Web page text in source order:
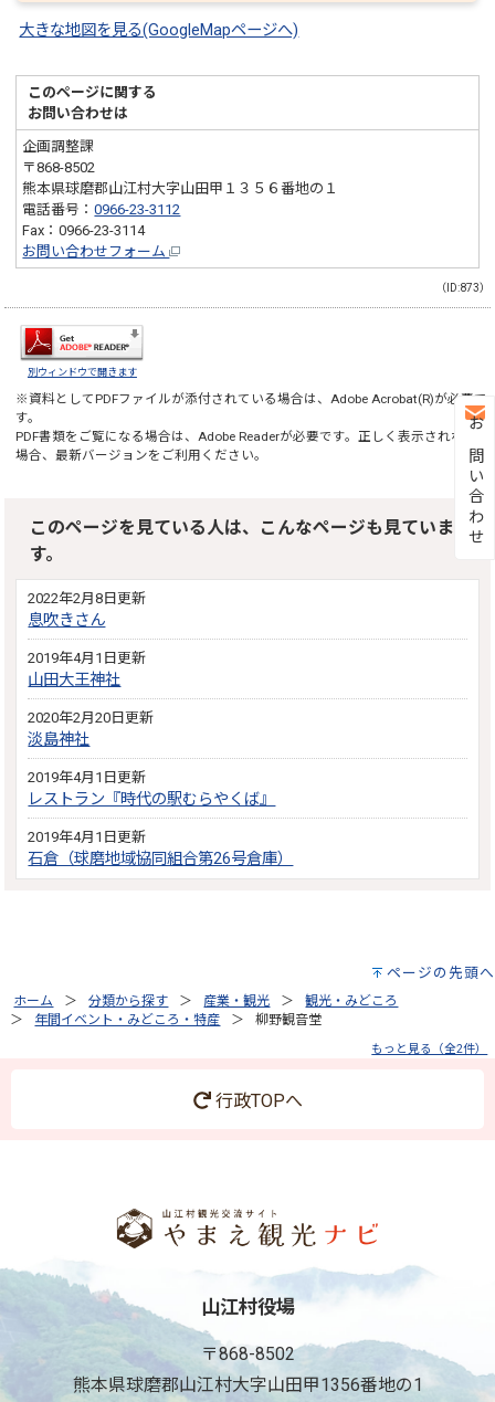
お問い合わせ
大きな地図を見る(GoogleMapページへ)
このページに関する
お問い合わせは
企画調整課
〒868-8502
熊本県球磨郡山江村大字山田甲１３５６番地の１
電話番号：0966-23-3112
Fax：0966-23-3114
お問い合わせフォーム
（ID:873）
別ウィンドウで開きます
※資料としてPDFファイルが添付されている場合は、Adobe Acrobat(R)が必要で
す。
PDF書類をご覧になる場合は、Adobe Readerが必要です。正しく表示されない
場合、最新バージョンをご利用ください。
このページを見ている人は、こんなページも見ていま
す。
2022年2月8日更新
息吹きさん
2019年4月1日更新
山田大王神社
2020年2月20日更新
淡島神社
2019年4月1日更新
レストラン『時代の駅むらやくば』
2019年4月1日更新
石倉（球磨地域協同組合第26号倉庫）
ページの先頭へ
ホーム 分類から探す 産業・観光
観光・みどころ
年間イベント・みどころ・特産
柳野観音堂
もっと見る（全2件）
行政TOPへ
山江村役場
〒868-8502
熊本県球磨郡山江村大字山田甲1356番地の1